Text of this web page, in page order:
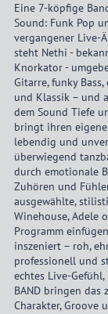
Eine 7-köpfige
Sound: Funk Pop
vergangener Live-
steht Nethi -
Knorkator -
Gitarre, funky
und Klassik – und
dem Sound Tiefe
bringt ihren
lebendig und
überwiegend
durch emotionale
Zuhören und
ausgewählte,
Winehouse, Adele
Programm
inszeniert – roh,
professionell und
echtes Live-
BAND bringen das
Charakter, Groove